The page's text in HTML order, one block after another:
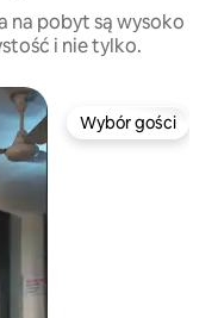
na pobyt są wysoko
i nie tylko.
Wybór gości
Wybór gości